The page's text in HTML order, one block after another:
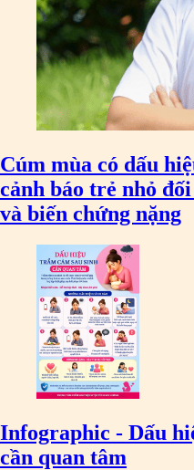
Cúm mùa có dấu
cảnh báo trẻ nhỏ
và biến chứng nặng
Infographic - Dấu
cần quan tâm